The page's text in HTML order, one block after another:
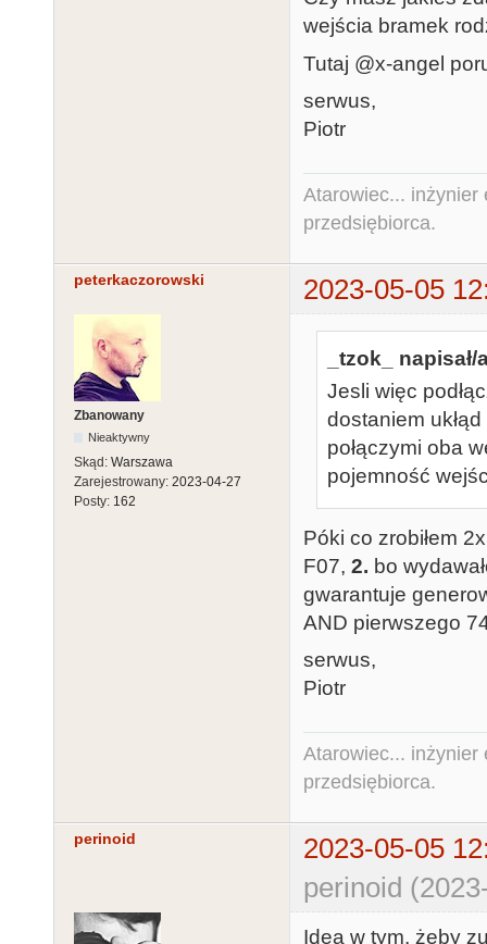
wejścia bramek
Tutaj @x-angel
serwus,
Piotr
Atarowiec... inżynier
przedsiębiorca.
peterkaczorowski 2023-05-05
Zbanowany
Nieaktywny
Skąd: Warszawa
Zarejestrowany: 2023-04-27
Posty: 162
_tzok_ napisał/
Jesli więc
dostaniem
połączymi oba
pojemność
Póki co zrobiłem
F07, 2. bo
gwarantuje
AND pierwszego
serwus,
Piotr
Atarowiec... inżynier
przedsiębiorca.
perinoid
2023-05-05
perinoid
Idea w tym, żeby